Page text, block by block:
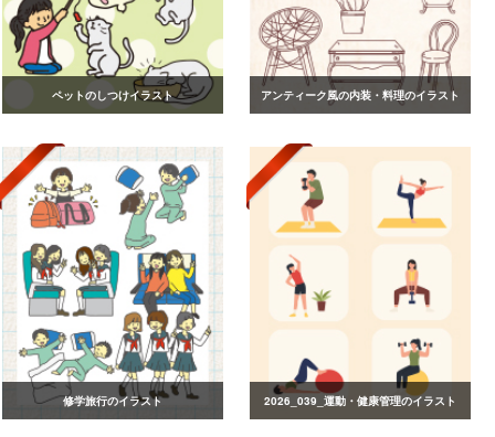
ペットのしつけイラスト アンティーク風の内装・料理のイラスト
修学旅行のイラスト 2026_039_運動・健康管理のイラスト